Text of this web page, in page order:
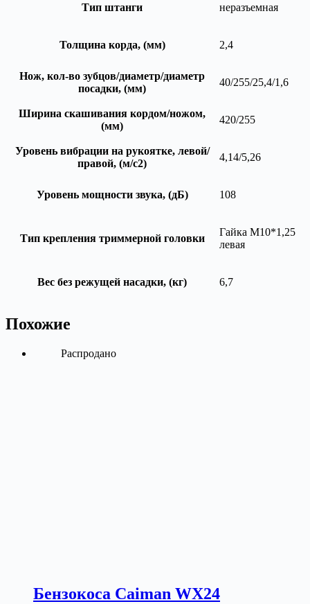
Тип штанги неразъемная
Толщина корда, (мм) 2,4
Нож, кол-во зубцов/диаметр/диаметр
посадки, (мм)
40/255/25,4/1,6
Ширина скашивания кордом/ножом,
(мм)
420/255
Уровень вибрации на рукоятке, левой/
правой, (м/с2)
4,14/5,26
Уровень мощности звука, (дБ) 108
Тип крепления триммерной головки
Гайка М10*1,25
левая
Вес без режущей насадки, (кг) 6,7
Похожие
Распродано
Бензокоса Caiman WX24